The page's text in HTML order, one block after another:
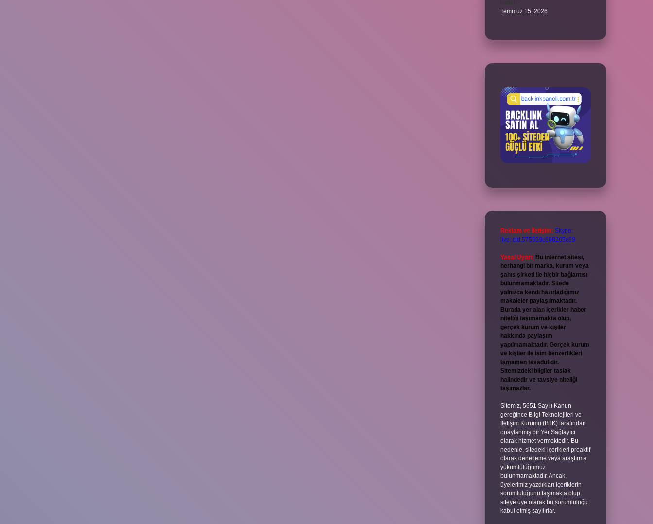
Temmuz 15, 2026
Reklam ve İletişim: Skype:
live:.cid.575569c608265c69
Yasal Uyarı: Bu internet sitesi,
herhangi bir marka, kurum veya
şahıs şirketi ile hiçbir bağlantısı
bulunmamaktadır. Sitede
yalnızca kendi hazırladığımız
makaleler paylaşılmaktadır.
Burada yer alan içerikler haber
niteliği taşımamakta olup,
gerçek kurum ve kişiler
hakkında paylaşım
yapılmamaktadır. Gerçek kurum
ve kişiler ile isim benzerlikleri
tamamen tesadüfidir.
Sitemizdeki bilgiler taslak
halindedir ve tavsiye niteliği
taşımazlar.
Sitemiz, 5651 Sayılı Kanun
gereğince Bilgi Teknolojileri ve
İletişim Kurumu (BTK) tarafından
onaylanmış bir Yer Sağlayıcı
olarak hizmet vermektedir. Bu
nedenle, sitedeki içerikleri proaktif
olarak denetleme veya araştırma
yükümlülüğümüz
bulunmamaktadır. Ancak,
üyelerimiz yazdıkları içeriklerin
sorumluluğunu taşımakta olup,
siteye üye olarak bu sorumluluğu
kabul etmiş sayılırlar.